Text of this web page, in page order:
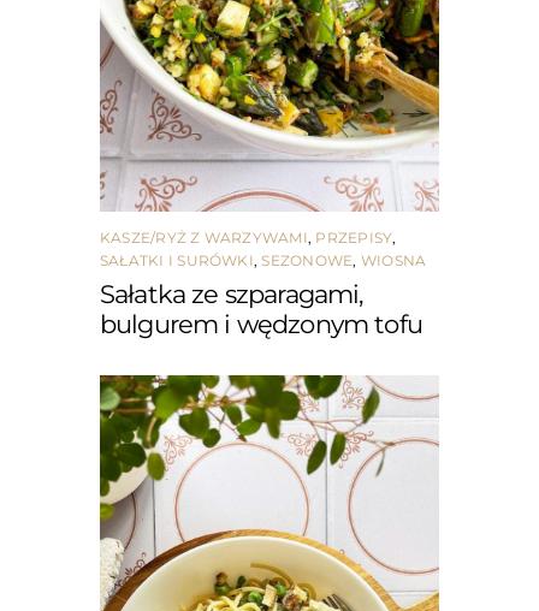
KASZE/RYŻ Z WARZYWAMI, PRZEPISY,
SAŁATKI I SURÓWKI,SEZONOWE, WIOSNA
Sałatka ze szparagami,
bulgurem i wędzonym tofu